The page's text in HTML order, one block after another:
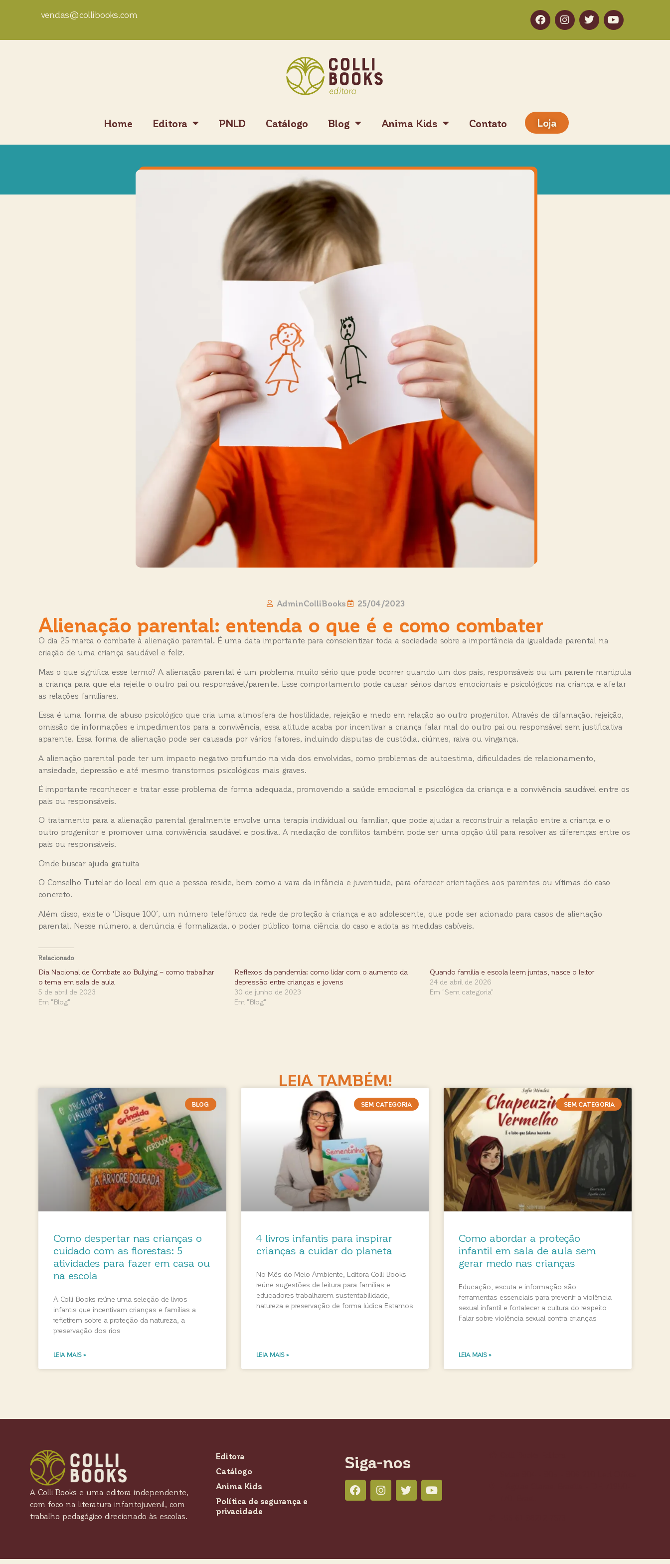
vendas@collibooks.com
Home Editora PNLD Catálogo Blog Anima Kids Contato Loja
AdminColliBooks 25/04/2023
Alienação parental: entenda o que é e como combater
O dia 25 marca o combate à alienação parental. É uma data importante para conscientizar toda a sociedade sobre a importância da igualdade parental na
criação de uma criança saudável e feliz.
Mas o que significa esse termo? A alienação parental é um problema muito sério que pode ocorrer quando um dos pais, responsáveis ou um parente manipula
a criança para que ela rejeite o outro pai ou responsável/parente. Esse comportamento pode causar sérios danos emocionais e psicológicos na criança e afetar
as relações familiares.
Essa é uma forma de abuso psicológico que cria uma atmosfera de hostilidade, rejeição e medo em relação ao outro progenitor. Através de difamação, rejeição,
omissão de informações e impedimentos para a convivência, essa atitude acaba por incentivar a criança falar mal do outro pai ou responsável sem justificativa
aparente. Essa forma de alienação pode ser causada por vários fatores, incluindo disputas de custódia, ciúmes, raiva ou vingança.
A alienação parental pode ter um impacto negativo profundo na vida dos envolvidas, como problemas de autoestima, dificuldades de relacionamento,
ansiedade, depressão e até mesmo transtornos psicológicos mais graves.
É importante reconhecer e tratar esse problema de forma adequada, promovendo a saúde emocional e psicológica da criança e a convivência saudável entre os
pais ou responsáveis.
O tratamento para a alienação parental geralmente envolve uma terapia individual ou familiar, que pode ajudar a reconstruir a relação entre a criança e o
outro progenitor e promover uma convivência saudável e positiva. A mediação de conflitos também pode ser uma opção útil para resolver as diferenças entre os
pais ou responsáveis.
Onde buscar ajuda gratuita
O Conselho Tutelar do local em que a pessoa reside, bem como a vara da infância e juventude, para oferecer orientações aos parentes ou vítimas do caso
concreto.
Além disso, existe o ‘Disque 100’, um número telefônico da rede de proteção à criança e ao adolescente, que pode ser acionado para casos de alienação
parental. Nesse número, a denúncia é formalizada, o poder público toma ciência do caso e adota as medidas cabíveis.
Relacionado
Dia Nacional de Combate ao Bullying – como trabalhar
o tema em sala de aula
5 de abril de 2023
Em "Blog"
Reflexos da pandemia: como lidar com o aumento da
depressão entre crianças e jovens
30 de junho de 2023
Em "Blog"
Quando família e escola leem juntas, nasce o leitor
24 de abril de 2026
Em "Sem categoria"
LEIA TAMBÉM!
BLOG
Como despertar nas crianças o
cuidado com as florestas: 5
atividades para fazer em casa ou
na escola
A Colli Books reúne uma seleção de livros
infantis que incentivam crianças e famílias a
refletirem sobre a proteção da natureza, a
preservação dos rios
LEIA MAIS »
SEM CATEGORIA
4 livros infantis para inspirar
crianças a cuidar do planeta
No Mês do Meio Ambiente, Editora Colli Books
reúne sugestões de leitura para famílias e
educadores trabalharem sustentabilidade,
natureza e preservação de forma lúdica Estamos
LEIA MAIS »
SEM CATEGORIA
Como abordar a proteção
infantil em sala de aula sem
gerar medo nas crianças
Educação, escuta e informação são
ferramentas essenciais para prevenir a violência
sexual infantil e fortalecer a cultura do respeito
Falar sobre violência sexual contra crianças
LEIA MAIS »
A Colli Books e uma editora independente,
com foco na literatura infantojuvenil, com
trabalho pedagógico direcionado às escolas.
Editora
Catálogo
Anima Kids
Política de segurança e
privacidade
Siga-nos